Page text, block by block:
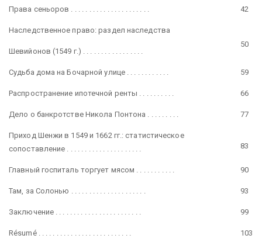
Права сеньоров . . . . . . . . . . . . . . . . . . . . . . 42
Наследственное право: раздел наследства
Шевийонов (1549 г.) . . . . . . . . . . . . . . . . .
50
Судьба дома на Бочарной улице . . . . . . . . . . . . 59
Распространение ипотечной ренты . . . . . . . . . . 66
Дело о банкротстве Никола Понтона . . . . . . . . . 77
Приход Шенжи в 1549 и 1662 гг.: статистическое
сопоставление . . . . . . . . . . . . . . . . . . . . .
83
Главный госпиталь торгует мясом . . . . . . . . . . . 90
Там, за Солонью . . . . . . . . . . . . . . . . . . . . . 93
Заключение . . . . . . . . . . . . . . . . . . . . . . . . 99
Résumé . . . . . . . . . . . . . . . . . . . . . . . . . . 103